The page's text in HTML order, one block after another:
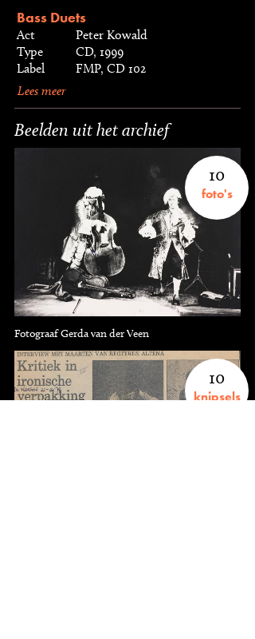
Bass Duets
Act
Peter Kowald
Type
CD, 1999
Label
FMP, CD 102
Lees meer
Beelden uit het archief
10
foto's
Fotograaf Gerda van der Veen
10
knipsels